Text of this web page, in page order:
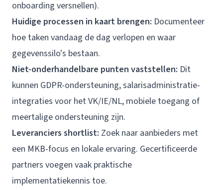
onboarding versnellen).
Huidige processen in kaart brengen: Documenteer
hoe taken vandaag de dag verlopen en waar
gegevenssilo's bestaan.
Niet-onderhandelbare punten vaststellen: Dit
kunnen GDPR-ondersteuning, salarisadministratie-
integraties voor het VK/IE/NL, mobiele toegang of
meertalige ondersteuning zijn.
Leveranciers shortlist: Zoek naar aanbieders met
een MKB-focus en lokale ervaring. Gecertificeerde
partners voegen vaak praktische
implementatiekennis toe.